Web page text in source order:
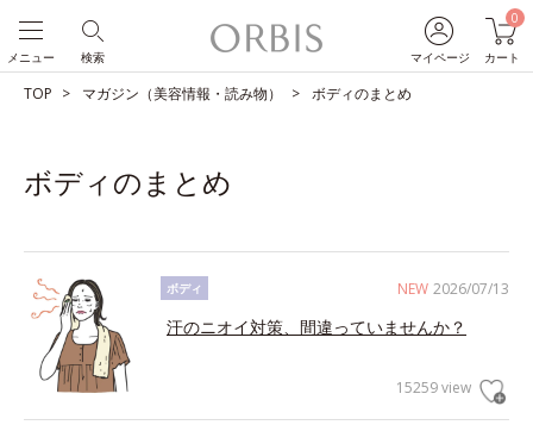
マイページ
0
カート
検索
メニュー
TOP マガジン（美容情報・読み物） ボディのまとめ
ボディのまとめ
NEW 2026/07/13
ボディ
汗のニオイ対策、間違っていませんか？
15259 view